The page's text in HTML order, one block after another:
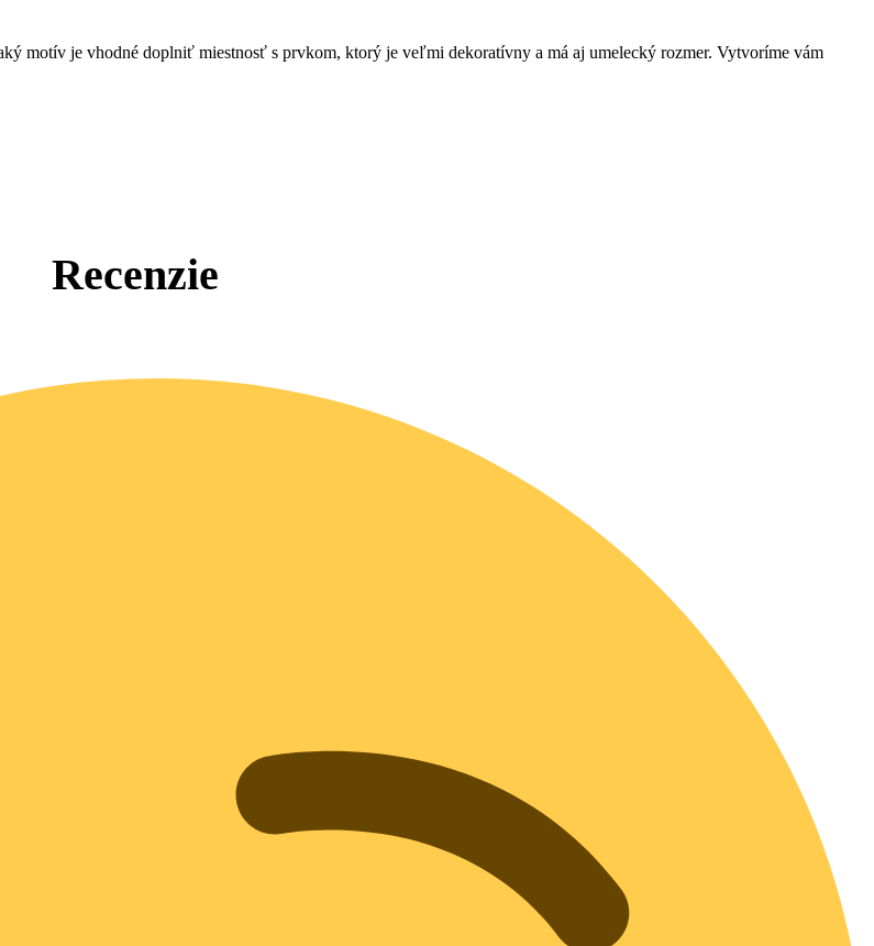
motív je vhodné doplniť miestnosť s prvkom, ktorý je veľmi dekoratívny a má aj umelecký rozmer. Vytvoríme vám
Recenzie